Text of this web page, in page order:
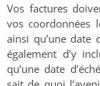
Vos factures
vos coordonnées
ainsi qu’une
également d’y
qu’une date